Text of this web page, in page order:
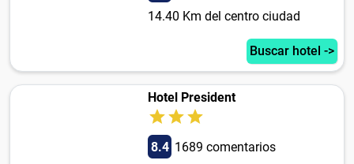
14.40 Km del centro ciudad
Buscar hotel ->
Hotel President
8.4 1689 comentarios